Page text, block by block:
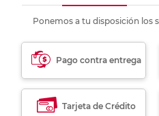
Ponemos a tu disposición los
Pago contra entrega
Tarjeta de Crédito